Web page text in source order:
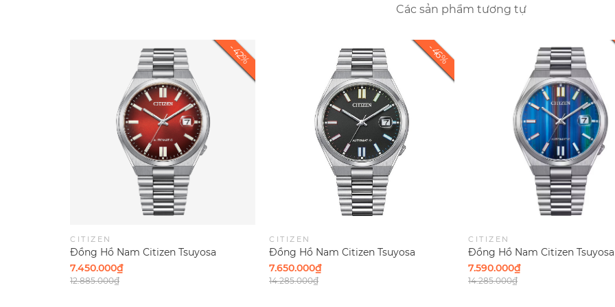
Các sản phẩm tương tự
CITIZEN
Đồng Hồ Nam Citizen Tsuyosa
Automatic Mechanical Red NJ0150-
56W Size 40mm Mặt Đỏ
7.450.000₫
12.885.000₫
CITIZEN
Đồng Hồ Nam Citizen Tsuyosa
Automatic Mechanical Black Multiple
NJ0151-53E Size 40mm
7.650.000₫
14.285.000₫
CITIZEN
Đồng Hồ Nam Citizen Tsuyosa
Automatic Mechanical Blue
NJ0151-53W Size 40mm
7.590.000₫
14.285.000₫